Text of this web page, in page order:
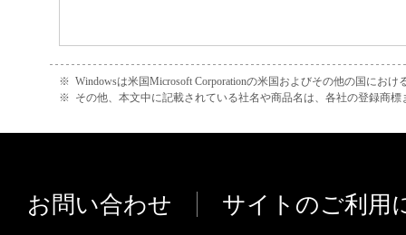
※ Windowsは米国Microsoft Corporationの米国およびその他の国におけ
※ その他、本文中に記載されている社名や商品名は、各社の登録商標
お問い合わせ サイトのご利用